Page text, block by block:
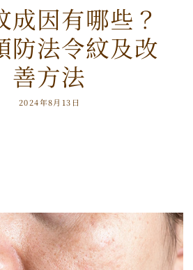
成因有哪些？
防法令紋及改
善方法
2024年8月13日